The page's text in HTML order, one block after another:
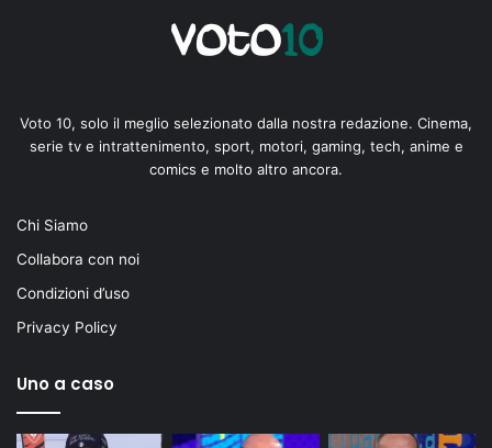
Voto 10, solo il meglio selezionato dalla nostra redazione. Cinema,
serie tv e intrattenimento, sport, motori, gaming, tech, anime e
comics e molto altro ancora.
Chi Siamo
Collabora con noi
Condizioni d’uso
Privacy Policy
Uno a caso